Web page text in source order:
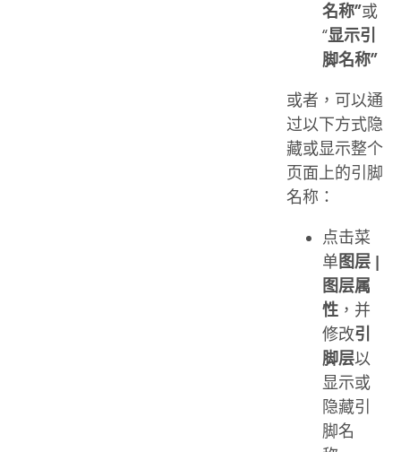
名称”或
“显示引
脚名称”
或者，可以通
过以下方式隐
藏或显示整个
页面上的引脚
名称：
点击菜
单图层 |
图层属
性 ，并
修改引
脚层以
显示或
隐藏引
脚名